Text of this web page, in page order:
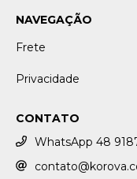
NAVEGAÇÃO
Frete
Privacidade
CONTATO
WhatsApp 48